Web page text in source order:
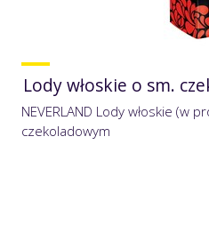
Lody włoskie o sm.
NEVERLAND Lody włoskie (w
czekoladowym